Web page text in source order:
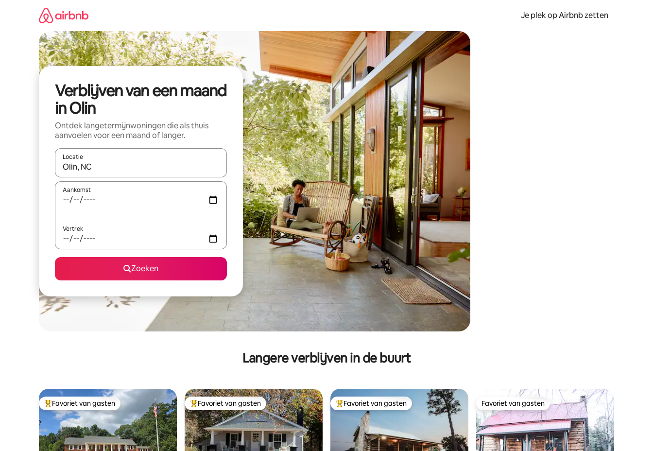
Je plek op Airbnb zetten
Verblijven van een maand
in Olin
Ontdek langetermijnwoningen die als thuis
aanvoelen voor een maand of langer.
Locatie
Wanneer er resultaten beschikbaar zijn, maak je een keuze met je de pijltjestoetsen omhoog en omlaag, óf door te tikken of swipen.
Aankomst
Vertrek
Zoeken
Langere verblijven in de buurt
Topfavoriet van gasten
Favoriet van gasten Topfavoriet van gasten
Favoriet van gasten Topfavoriet van gasten
Favoriet van gasten Favoriet van gasten
Favoriet van gasten